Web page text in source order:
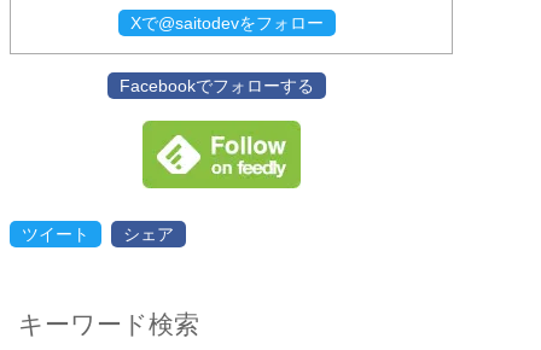
Xで@saitodevをフォロー
Facebookでフォローする
ツイート シェア
キーワード検索